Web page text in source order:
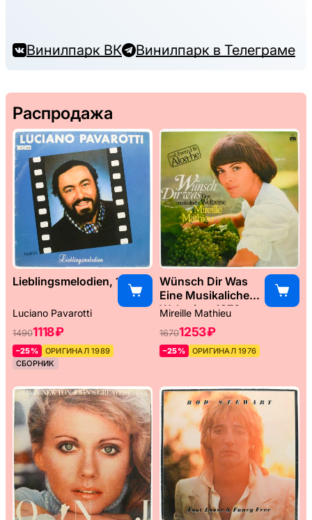
Винилпарк ВК Винилпарк в Телеграме
Распродажа
Lieblingsmelodien, 1989
Luciano Pavarotti
14901118 ₽
–25%
ОРИГИНАЛ 1989
СБОРНИК
Wünsch Dir Was
Eine Musikaliche
Weltreise, 1976
Mireille Mathieu
16701253 ₽
–25% ОРИГИНАЛ 1976